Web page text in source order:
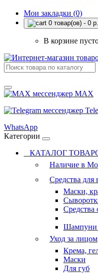
Мои закладки (0)
0 товар(ов) - 0 р.
В корзине
MAX
WhatsApp
Категории
КАТАЛОГ
Наличие в
Средства для
Маски,
Средства
Шампуни
Уход за лицом
Крема,
Маски
Для губ